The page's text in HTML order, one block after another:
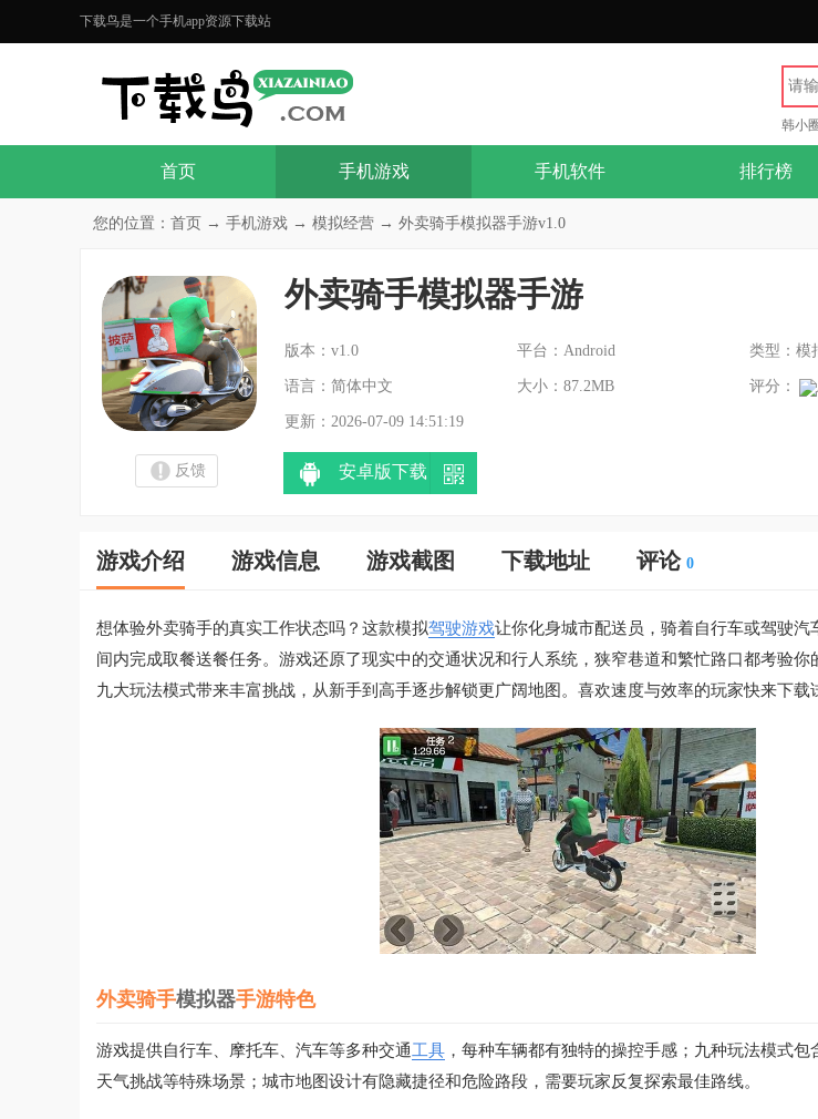
下载鸟是一个手机app资源下载站
韩小
首页 手机游戏 手机软件 排行榜
您的位置： 首页 → 手机游戏 → 模拟经营 → 外卖骑手模拟器手游v1.0
外卖骑手模拟器手游
版本：v1.0 平台：Android 类型：模
语言：简体中文 大小：87.2MB 评分：
更新：2026-07-09 14:51:19
反馈 安卓版下载
游戏介绍 游戏信息 游戏截图 下载地址 评论 0
想体验外卖骑手的真实工作状态吗？这款模拟驾驶游戏让你化身城市配送员，骑着自行车或驾驶
间内完成取餐送餐任务。游戏还原了现实中的交通状况和行人系统，狭窄巷道和繁忙路口都考验你
九大玩法模式带来丰富挑战，从新手到高手逐步解锁更广阔地图。喜欢速度与效率的玩家快来下载
外卖骑手模拟器手游特色
游戏提供自行车、摩托车、汽车等多种交通工具 ，每种车辆都有独特的操控手感；九种玩法模式
天气挑战等特殊场景；城市地图设计有隐藏捷径和危险路段，需要玩家反复探索最佳路线。